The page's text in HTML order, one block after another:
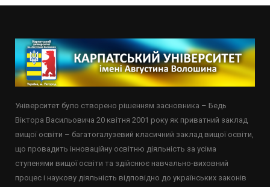
Університет було створено рішенням засновника – Бедь
Віктора Васильовича 20 квітня 2001 року як приватний заклад
вищої освіти – багатогалузевий класичний заклад вищої освіти,
що провадить інноваційну освітню діяльність за усіма
ступенями вищої освіти та здійснює навчально-виховний
процес і наукову діяльність відповідно до українських законів